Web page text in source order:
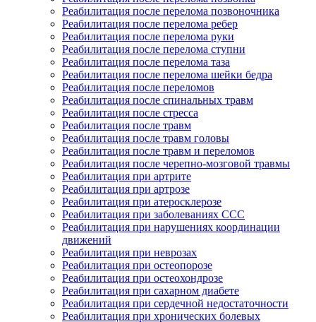
Реабилитация после перелома позвоночника
Реабилитация после перелома ребер
Реабилитация после перелома руки
Реабилитация после перелома ступни
Реабилитация после перелома таза
Реабилитация после перелома шейки бедра
Реабилитация после переломов
Реабилитация после спинальных травм
Реабилитация после стресса
Реабилитация после травм
Реабилитация после травм головы
Реабилитация после травм и переломов
Реабилитация после черепно-мозговой травмы
Реабилитация при артрите
Реабилитация при артрозе
Реабилитация при атеросклерозе
Реабилитация при заболеваниях ССС
Реабилитация при нарушениях координации
движений
Реабилитация при неврозах
Реабилитация при остеопорозе
Реабилитация при остеохондрозе
Реабилитация при сахарном диабете
Реабилитация при сердечной недостаточности
Реабилитация при хронических болевых